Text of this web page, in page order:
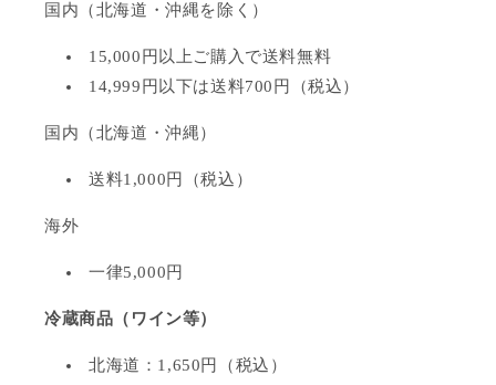
国内（北海道・沖縄を除く）
15,000円以上ご購入で送料無料
14,999円以下は送料700円（税込）
国内（北海道・沖縄）
送料1,000円（税込）
海外
一律5,000円
冷蔵商品（ワイン等）
北海道：1,650円（税込）